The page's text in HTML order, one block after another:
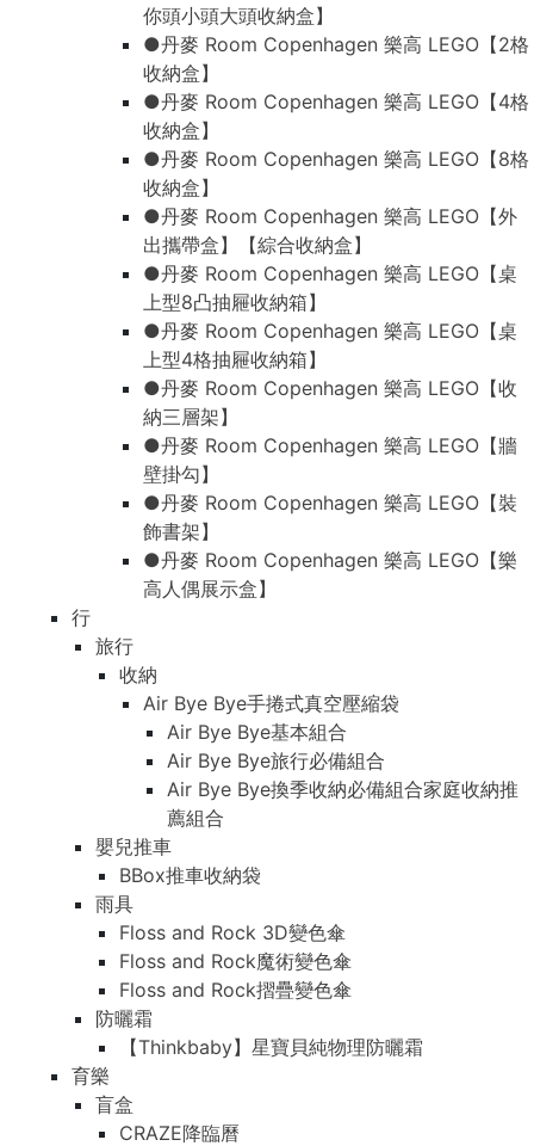
你頭小頭大頭收納盒】
●丹麥 Room Copenhagen 樂高 LEGO【2格
收納盒】
●丹麥 Room Copenhagen 樂高 LEGO【4格
收納盒】
●丹麥 Room Copenhagen 樂高 LEGO【8格
收納盒】
●丹麥 Room Copenhagen 樂高 LEGO【外
出攜帶盒】【綜合收納盒】
●丹麥 Room Copenhagen 樂高 LEGO【桌
上型8凸抽屜收納箱】
●丹麥 Room Copenhagen 樂高 LEGO【桌
上型4格抽屜收納箱】
●丹麥 Room Copenhagen 樂高 LEGO【收
納三層架】
●丹麥 Room Copenhagen 樂高 LEGO【牆
壁掛勾】
●丹麥 Room Copenhagen 樂高 LEGO【裝
飾書架】
●丹麥 Room Copenhagen 樂高 LEGO【樂
高人偶展示盒】
行
旅行
收納
Air Bye Bye手捲式真空壓縮袋
Air Bye Bye基本組合
Air Bye Bye旅行必備組合
Air Bye Bye換季收納必備組合家庭收納推
薦組合
嬰兒推車
BBox推車收納袋
雨具
Floss and Rock 3D變色傘
Floss and Rock魔術變色傘
Floss and Rock摺疊變色傘
防曬霜
【Thinkbaby】星寶貝純物理防曬霜
育樂
盲盒
CRAZE降臨曆